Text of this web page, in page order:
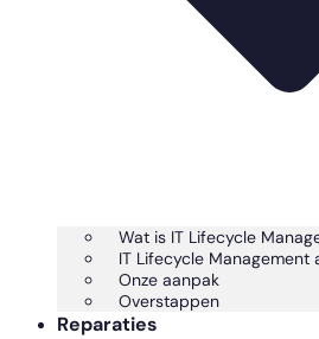
Wat is IT Lifecycle
IT Lifecycle Management
Onze aanpak
Overstappen
Reparaties